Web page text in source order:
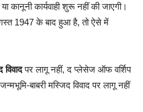
कानूनी कार्यवाही शुरू नहीं की जाएगी।
1947 के बाद हुआ है, तो ऐसे में
विवादपर लागू नहीं, द प्लेसेज ऑफ वर्शिप
बाबरी मस्जिद विवाद पर लागू नहीं